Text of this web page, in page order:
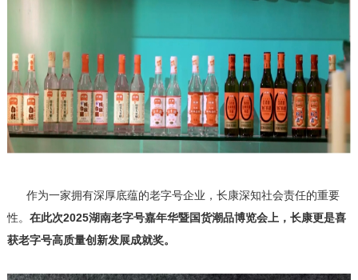
作为一家拥有深厚底蕴的老字号企业，长康深知社会责任的重要
性。 在此次2025湖南老字号嘉年华暨国货潮品博览会上，长康更是喜
获老字号高质量创新发展成就奖。